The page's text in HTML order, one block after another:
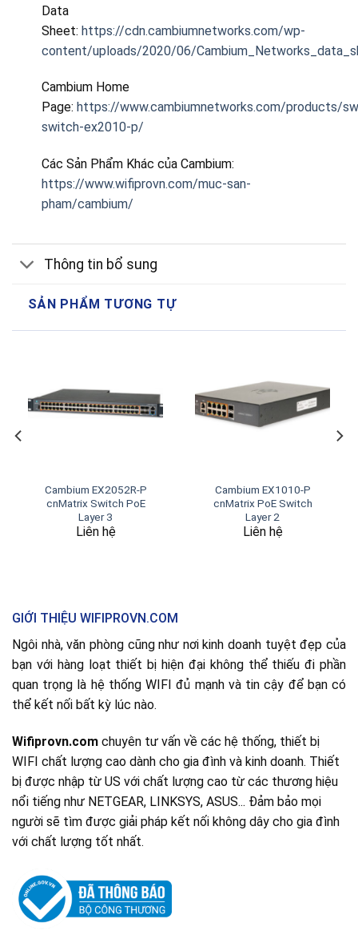
Data
Sheet: https://cdn.cambiumnetworks.com/wp-
content/uploads/2020/06/
Cambium Home
Page: https://www.cambiumnetworks.com/products/
switch-ex2010-p/
Các Sản Phẩm Khác của Cambium:
https://www.wifiprovn.com/muc-san-
pham/cambium/
Thông tin bổ sung
SẢN PHẨM TƯƠNG TỰ
Cambium EX2052R-P
cnMatrix Switch PoE
Layer 3
Liên hệ
Cambium EX1010-P
cnMatrix PoE Switch
Layer 2
Liên hệ
GIỚI THIỆU WIFIPROVN.COM
Ngôi nhà, văn phòng cũng như nơi kinh doanh tuyệt đẹp của
bạn với hàng loạt thiết bị hiện đại không thể thiếu đi phần
quan trọng là hệ thống WIFI đủ mạnh và tin cậy để bạn có
thể kết nối bất kỳ lúc nào.
Wifiprovn.com chuyên tư vấn về các hệ thống, thiết bị
WIFI chất lượng cao dành cho gia đình và kinh doanh. Thiết
bị được nhập từ US với chất lượng cao từ các thương hiệu
nổi tiếng như NETGEAR, LINKSYS, ASUS... Đảm bảo mọi
người sẽ tìm được giải pháp kết nối không dây cho gia đình
với chất lượng tốt nhất.